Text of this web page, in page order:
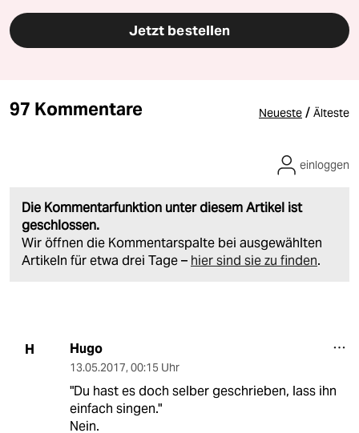
Jetzt bestellen
97 Kommentare Neueste / Älteste
Die Kommentarfunktion unter diesem Artikel ist
geschlossen.
Wir öffnen die Kommentarspalte bei ausgewählten
Artikeln für etwa drei Tage – hier sind sie zu finden.
einloggen
H Hugo
13.05.2017, 00:15 Uhr
"Du hast es doch selber geschrieben, lass ihn
einfach singen."
Nein.